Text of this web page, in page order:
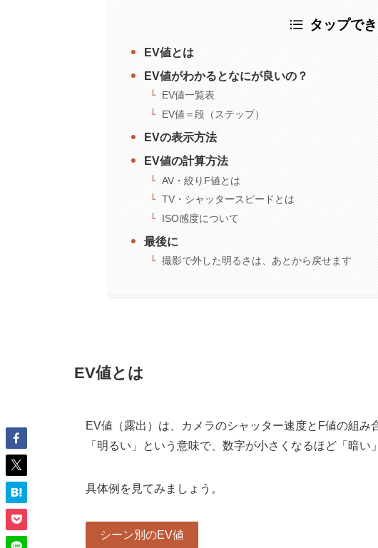
タップで
EV値とは
EV値がわかるとなにが良いの？
EV値一覧表
EV値＝段（ステップ）
EVの表示方法
EV値の計算方法
AV・絞りF値とは
TV・シャッタースピードとは
ISO感度について
最後に
撮影で外した明るさは、あとから戻せます
EV値とは
EV値（露出）は、カメラのシャッター速度とF値の組
「明るい」という意味で、数字が小さくなるほど「暗い
具体例を見てみましょう。
シーン別のEV値